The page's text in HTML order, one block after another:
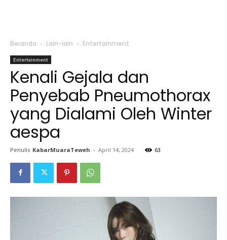
Beranda Lain-lain Entertainment
Entertainment
Kenali Gejala dan
Penyebab Pneumothorax
yang Dialami Oleh Winter
aespa
Penulis KabarMuaraTeweh - April 14, 2024 63